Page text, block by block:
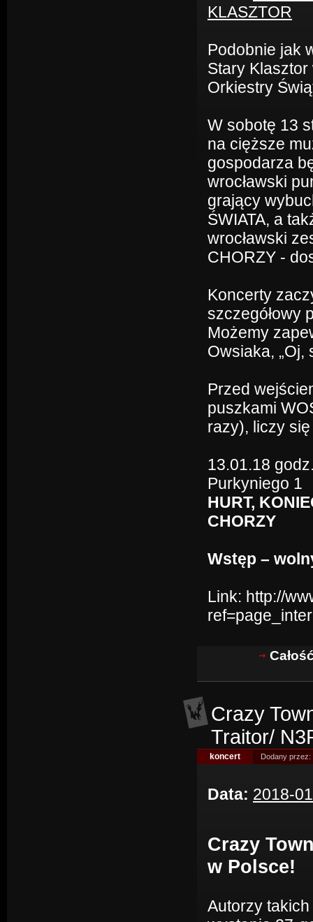
KLASZTOR
Podobnie jak
Stary Klasztor
Orkiestry
W sobotę 13
na cięższe
gospodarza
wrocławski
grający
ŚWIATA, a
wrocławski
CHORZY -
Koncerty
szczegółowy
Możemy
Owsiaka, „Oj,
Przed
puszkami
razy), liczy
13.01.18
Purkyniego 1
HURT,
CHORZY
Wstęp –
Link: http://
Crazy
Traitor/
koncert Dodany przez:
Data: 2018-
Crazy
w Polsce!
Autorzy